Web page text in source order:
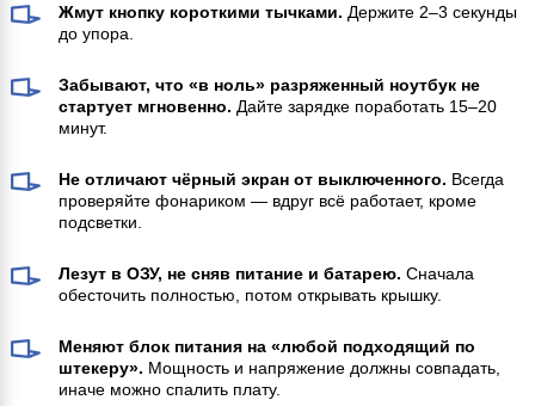
Жмут кнопку короткими тычками. Держите 2–3 секунды
до упора.
Забывают, что «в ноль» разряженный ноутбук не
стартует мгновенно. Дайте зарядке поработать 15–20
минут.
Не отличают чёрный экран от выключенного. Всегда
проверяйте фонариком — вдруг всё работает, кроме
подсветки.
Лезут в ОЗУ, не сняв питание и батарею. Сначала
обесточить полностью, потом открывать крышку.
Меняют блок питания на «любой подходящий по
штекеру». Мощность и напряжение должны совпадать,
иначе можно спалить плату.